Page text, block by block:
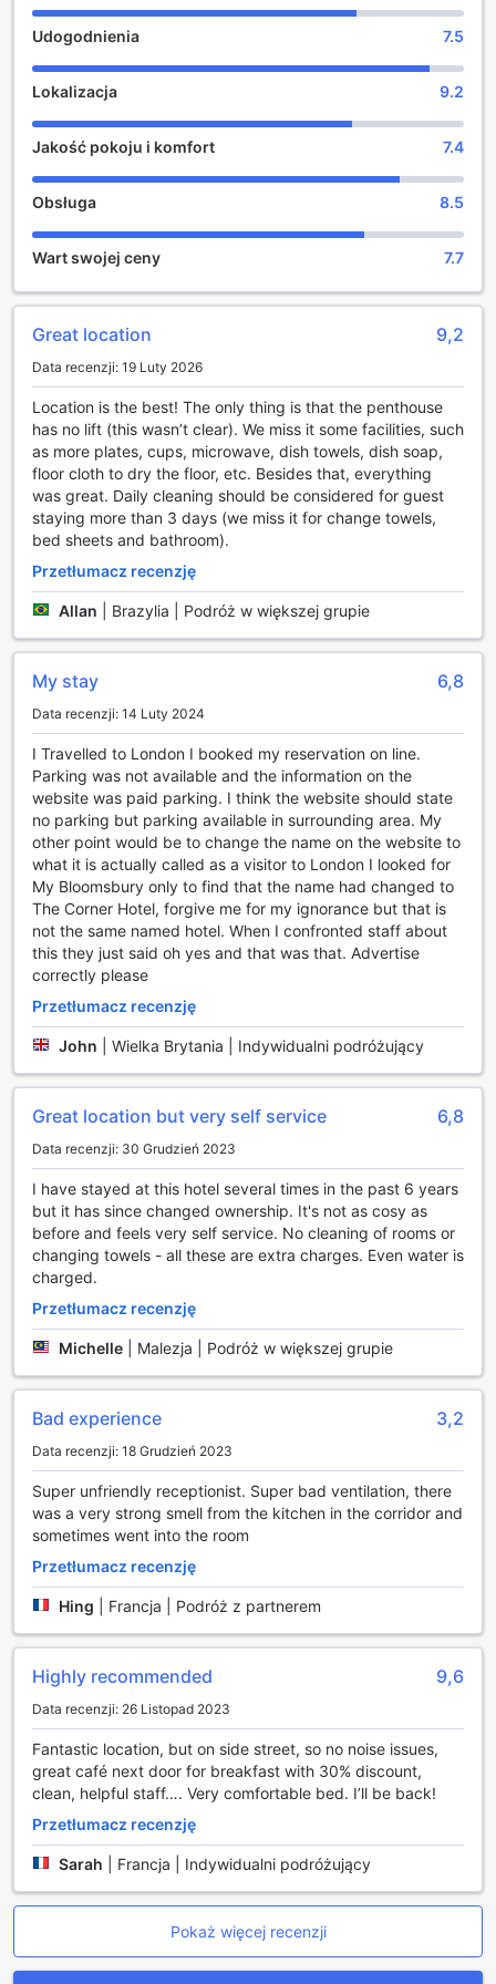
dzieci: dzieci w wieku od 2 do 3 lat mogą przebywać w
hotelu bezpłatnie, co czyni to miejsce idealnym dla rodzin
podróż na lotnisko, Myhotel Bloomsbury jest dogodnie
usytuowany w odległości 45 minut jazdy, co sprawia, że
jest to doskonały wybór na każdą okazję.
na Wyciągnięcie Ręki
Myhotel Bloomsbury w Londynie to miejsce, które łączy
nowoczesny styl z najwyższym komfortem, oferując
staje się prawdziwą przyjemnością. W całym hotelu
dostępne jest bezpłatne Wi-Fi, co pozwala na swobodne
korzystanie z Internetu zarówno w pokojach, jak i w
przestrzeniach publicznych. Dzięki temu goście mogą
łatwo planować swoje codzienne przygody w Londynie,
pozostając w kontakcie z bliskimi lub pracując zdalnie w
komfortowych warunkach.
Dodatkowo, Myhotel Bloomsbury oferuje ekspresowe
zameldowanie i wymeldowanie, co znacząco ułatwia
proces przybycia i opuszczenia hotelu. Goście mogą
cieszyć się szybkim dostępem do swoich pokoi, co jest
szczególnie istotne po długiej podróży. Dla tych, którzy
potrzebują miejsca na bagaż, hotel dysponuje również
usługą przechowywania bagażu, co pozwala na swobodne
zwiedzanie Londynu bez zbędnego obciążenia. Te
udogodnienia sprawiają, że Myhotel Bloomsbury to idealny
wybór dla osób ceniących sobie wygodę i komfort w sercu
tętniącego życiem miasta.
Udogodnienia pokoi w Myhotel Bloomsbury
W Myhotel Bloomsbury każdy pokój został zaprojektowany
z myślą o komforcie i relaksie gości. Klimatyzacja zapewnia
idealną temperaturę w każdym pomieszczeniu, co sprawia,
że niezależnie od pory roku, pobyt staje się przyjemnością.
Goście mogą zrelaksować się w wygodnych szlafrokach,
które dodają poczucia luksusu i komfortu, a codzienna
prasa dostępna w pokojach pozwala na bieżąco śledzić
wydarzenia ze świata.
Dodatkowo, każdy pokój jest wyposażony w telewizor z
dostępem do kanałów satelitarnych oraz kablowych, co
umożliwia rozrywkę w dowolnym momencie. W mini barze
znajdują się różnorodne napoje, a kawa i herbata są
zawsze pod ręką dzięki specjalnym urządzeniom do ich
parzenia. W łazience goście znajdą suszarkę do włosów, co
sprawia, że przygotowanie się do wyjścia staje się szybkie
poszukujących komfortu i nowoczesnych udogodnień w
sercu Londynu.
Wyjątkowe Doświadczenia Kulinarne w Myhotel
Bloomsbury
Myhotel Bloomsbury to miejsce, które nie tylko zachwyca
komfortem swoich pokoi, ale również oferuje wyjątkowe
doświadczenia kulinarne. W sercu hotelu znajduje się
urokliwa kawiarnia, idealna na poranny relaks przy filiżance
aromatycznej kawy. To doskonałe miejsce, aby rozpocząć
różnorodnymi przekąskami, które zaspokoją nawet
najbardziej wymagające podniebienia. Kawiarnia emanuje
przytulną atmosferą, sprzyjającą zarówno spotkaniom
biznesowym, jak i chwilom relaksu w gronie przyjaciół.
Goście Myhotel Bloomsbury mogą również cieszyć się
pysznym śniadaniem w formie kontynentalnej, które
serwowane jest każdego ranka. Bogaty wybór świeżych
owoców, chrupiących pieczyw oraz wyśmienitych serów
sprawia, że każdy znajdzie coś dla siebie. Śniadanie w
Myhotel Bloomsbury to nie tylko posiłek, to prawdziwa
uczta dla zmysłów, która dostarcza energii na cały dzień
pełen przygód w Londynie. Dzięki starannie dobranym
składnikom i dbałości o detale, każdy kęs staje się
niezapomnianym doświadczeniem.
Rodzaje pokoi w Myhotel Bloomsbury
Myhotel Bloomsbury w Londynie oferuje różnorodne
pokoje, które zaspokoją potrzeby każdego gościa. Wśród
nich znajduje się przytulny Pokój Dwuosobowy o
powierzchni 14 metrów kwadratowych z wygodnym
łóżkiem podwójnym, idealny dla par szukających
romantycznej atmosfery. Dla tych, którzy pragną nieco
więcej przestrzeni, Junior Suite z balkonem o powierzchni
komfort i elegancję. Natomiast King Suite, rozciągający się
na 40 metrów kwadratowych, to prawdziwa oaza luksusu z
Udogodnienia 7.5
Lokalizacja 9.2
Jakość pokoju i komfort 7.4
Obsługa 8.5
Wart swojej ceny 7.7
Great location 9,2
Data recenzji: 19 Luty 2026
Location is the best! The only thing is that the penthouse
has no lift (this wasn’t clear). We miss it some facilities, such
as more plates, cups, microwave, dish towels, dish soap,
floor cloth to dry the floor, etc. Besides that, everything
was great. Daily cleaning should be considered for guest
staying more than 3 days (we miss it for change towels,
bed sheets and bathroom).
Przetłumacz recenzję
Allan Brazylia | Podróż w większej grupie
My stay 6,8
Data recenzji: 14 Luty 2024
I Travelled to London I booked my reservation on line.
Parking was not available and the information on the
website was paid parking. I think the website should state
no parking but parking available in surrounding area. My
other point would be to change the name on the website to
what it is actually called as a visitor to London I looked for
My Bloomsbury only to find that the name had changed to
The Corner Hotel, forgive me for my ignorance but that is
not the same named hotel. When I confronted staff about
this they just said oh yes and that was that. Advertise
correctly please
Przetłumacz recenzję
John Wielka Brytania | Indywidualni podróżujący
Great location but very self service 6,8
Data recenzji: 30 Grudzień 2023
I have stayed at this hotel several times in the past 6 years
but it has since changed ownership. It's not as cosy as
before and feels very self service. No cleaning of rooms or
changing towels - all these are extra charges. Even water is
charged.
Przetłumacz recenzję
Michelle Malezja | Podróż w większej grupie
Bad experience 3,2
Data recenzji: 18 Grudzień 2023
Super unfriendly receptionist. Super bad ventilation, there
was a very strong smell from the kitchen in the corridor and
sometimes went into the room
Przetłumacz recenzję
Hing Francja | Podróż z partnerem
Highly recommended 9,6
Data recenzji: 26 Listopad 2023
Fantastic location, but on side street, so no noise issues,
great café next door for breakfast with 30% discount,
clean, helpful staff…. Very comfortable bed. I’ll be back!
Przetłumacz recenzję
Sarah Francja | Indywidualni podróżujący
Pokaż więcej recenzji